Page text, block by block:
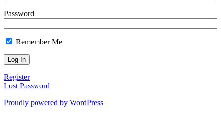
Password
Remember Me
Register
Lost Password
Proudly powered by WordPress